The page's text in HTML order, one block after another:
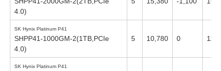
4.0)
SK Hynix Platinum P41
SHPP41-1000GM-2(1TB,PCIe
4.0)
5 10,780 0
SK Hynix Platinum P41